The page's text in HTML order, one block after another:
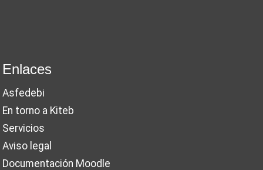
Enlaces
Asfedebi
En torno a Kiteb
Servicios
Aviso legal
Documentación Moodle